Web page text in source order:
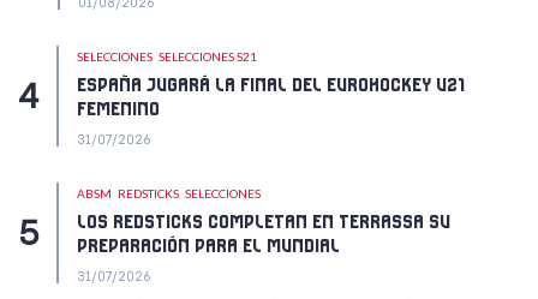
SELECCIONES SELECCIONES S21
ESPAÑA JUGARÁ LA FINAL DEL EUROHOCKEY U21
FEMENINO
31/07/2026
ABSM REDSTICKS SELECCIONES
LOS REDSTICKS COMPLETAN EN TERRASSA SU
PREPARACIÓN PARA EL MUNDIAL
31/07/2026